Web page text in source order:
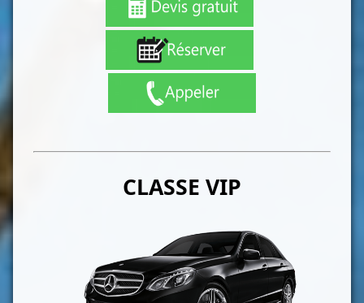
CLASSE VIP